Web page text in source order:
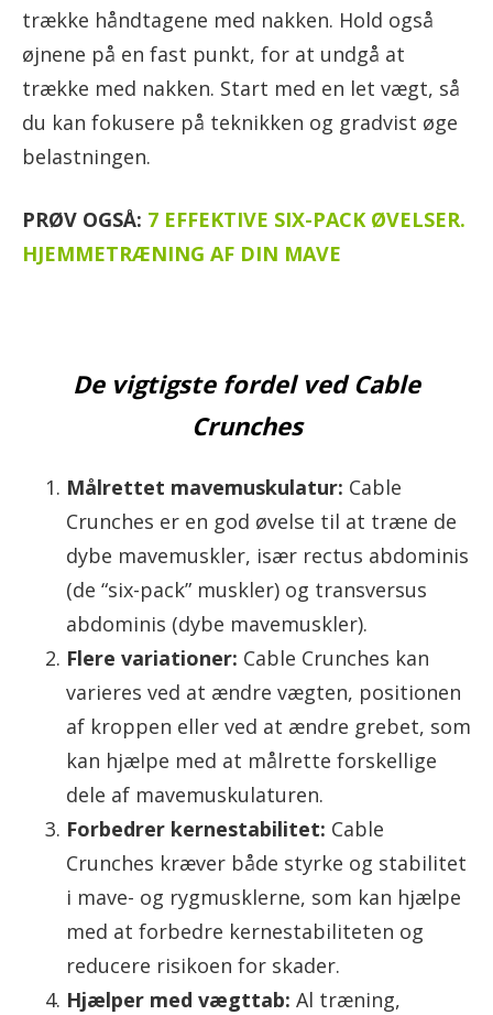
trække håndtagene med nakken. Hold også
øjnene på en fast punkt, for at undgå at
trække med nakken. Start med en let vægt, så
du kan fokusere på teknikken og gradvist øge
belastningen.
PRØV OGSÅ: 7 EFFEKTIVE SIX-PACK ØVELSER.
HJEMMETRÆNING AF DIN MAVE
De vigtigste fordel ved Cable
Crunches
Målrettet mavemuskulatur: Cable
Crunches er en god øvelse til at træne de
dybe mavemuskler, især rectus abdominis
(de “six-pack” muskler) og transversus
abdominis (dybe mavemuskler).
Flere variationer: Cable Crunches kan
varieres ved at ændre vægten, positionen
af kroppen eller ved at ændre grebet, som
kan hjælpe med at målrette forskellige
dele af mavemuskulaturen.
Forbedrer kernestabilitet: Cable
Crunches kræver både styrke og stabilitet
i mave- og rygmusklerne, som kan hjælpe
med at forbedre kernestabiliteten og
reducere risikoen for skader.
Hjælper med vægttab: Al træning,